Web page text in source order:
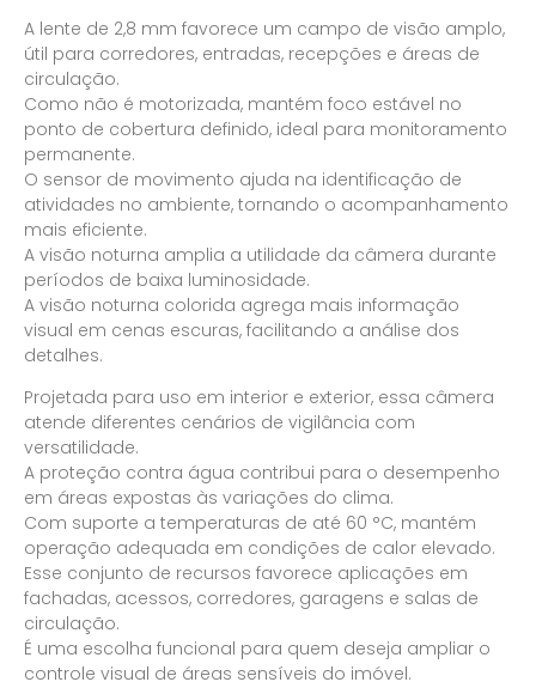
A lente de 2,8 mm favorece um campo de visão amplo,
útil para corredores, entradas, recepções e áreas de
circulação.
Como não é motorizada, mantém foco estável no
ponto de cobertura definido, ideal para monitoramento
permanente.
O sensor de movimento ajuda na identificação de
atividades no ambiente, tornando o acompanhamento
mais eficiente.
A visão noturna amplia a utilidade da câmera durante
períodos de baixa luminosidade.
A visão noturna colorida agrega mais informação
visual em cenas escuras, facilitando a análise dos
detalhes.
Projetada para uso em interior e exterior, essa câmera
atende diferentes cenários de vigilância com
versatilidade.
A proteção contra água contribui para o desempenho
em áreas expostas às variações do clima.
Com suporte a temperaturas de até 60 °C, mantém
operação adequada em condições de calor elevado.
Esse conjunto de recursos favorece aplicações em
fachadas, acessos, corredores, garagens e salas de
circulação.
É uma escolha funcional para quem deseja ampliar o
controle visual de áreas sensíveis do imóvel.